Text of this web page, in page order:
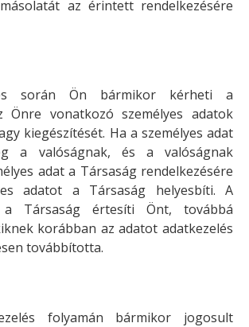
az érintett rendelkezésére
során Ön bármikor kérheti a
Önre vonatkozó személyes adatok
kiegészítését. Ha a személyes adat
a valóságnak, és a valóságnak
adat a Társaság rendelkezésére
adatot a Társaság helyesbíti. A
a Társaság értesíti Önt, továbbá
korábban az adatot adatkezelés
továbbította.
folyamán bármikor jogosult